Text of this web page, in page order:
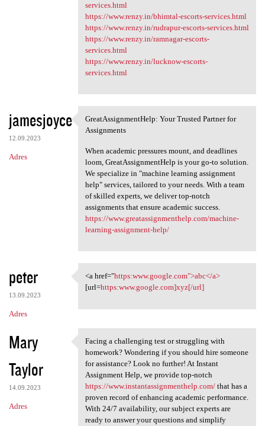
services.html
https://www.renzy.in/bhimtal-escorts-services.html
https://www.renzy.in/rudrapur-escorts-services.html
https://www.renzy.in/ramnagar-escorts-
services.html
https://www.renzy.in/lucknow-escorts-
services.html
jamesjoyce
12.09.2023
Adres
GreatAssignmentHelp: Your
GreatAssignmentHelp: Your Trusted Partner for
Assignments
When academic pressures mount, and deadlines
loom, GreatAssignmentHelp is your go-to solution.
We specialize in "machine learning assignment
help" services, tailored to your needs. With a team
of skilled experts, we deliver top-notch
assignments that ensure academic success.
https://www.greatassignmenthelp.com/machine-
learning-assignment-help/
peter
13.09.2023
Adres
<a href="https:www.google.com
<a href="https:www.google.com">abc</a>
[url=https:www.google.com]xyz[/url]
Mary
Taylor
14.09.2023
Adres
Facing a challenging test or
Facing a challenging test or struggling with
homework? Wondering if you should hire someone
for assistance? Look no further! At Instant
Assignment Help, we provide top-notch
https://www.instantassignmenthelp.com/that has a
proven record of enhancing academic performance.
With 24/7 availability, our subject experts are
ready to answer your questions and simplify